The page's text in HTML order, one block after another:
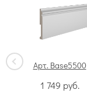
Арт. Base5500
1 749 руб.